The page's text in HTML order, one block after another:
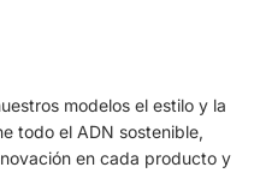
modelos el estilo y la
todo el ADN sostenible,
en cada producto y